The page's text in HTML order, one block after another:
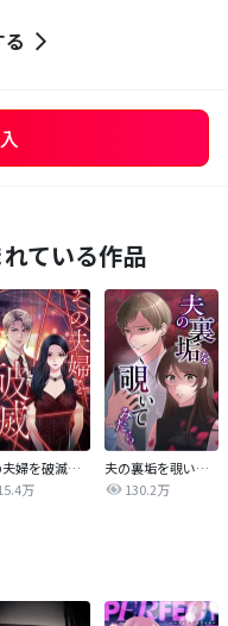
ている作品
その夫婦を破滅させるまで
万
夫の裏垢を覗いてみたら
130.2万